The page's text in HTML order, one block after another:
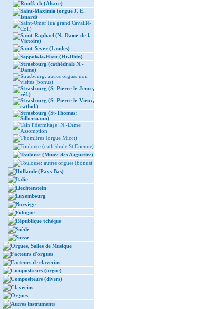
Rouffach (Alsace)
Saint-Maximin (orgue J. E.
Isnard)
Saint-Omer (un grand Cavaillé-
Coll)
Saint-Raphaël (N.-Dame-de-la-
Victoire)
Saint-Sever (Landes)
Seppois-le-Haut (Ht-Rhin)
Strasbourg (cathédrale N.-
Dame)
Strasbourg: autres orgues non
visités (bonus)
Strasbourg (St-Pierre-le-Jeune,
réf.)
Strasbourg (St-Pierre-le-Vieux,
cathol.)
Strasbourg (St-Thomas:
Silbermann)
Tain l'Hermitage: N.-Dame
Assomption
Thomières (orgue Micot)
Toulouse (cathédrale St-Etienne)
Toulouse (Musée des Augustins)
Toulouse: autres orgues (bonus)
Hollande (Pays-Bas)
Italie
Liechtenstein
Luxembourg
Norvège
Pologne
République tchèque
Suède
Suisse
Orgues, Salles de Musique
Facteurs d’orgues
Facteurs de clavecins
Compositeurs (orgue)
Compositeurs (divers)
Clavecins
Orgues
Autres instruments